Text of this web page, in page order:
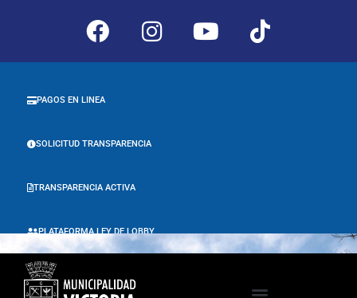
PLATAFORMA LEY DE LOBBY
TRANSPARENCIA ACTIVA
SOLICITUD TRANSPARENCIA
PAGOS EN LINEA